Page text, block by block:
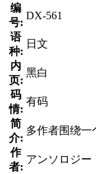
编
号:
DX-561
语
种:
日文
内
页:
黑白
码
情:
有码
简
介:
多作者围绕一
作
者:
アンソロジー